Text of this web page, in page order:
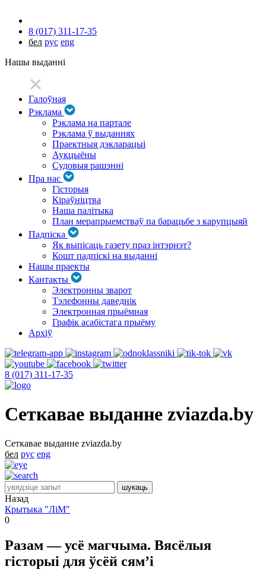
8 (017) 311-17-35
бел рус eng
Нашы выданні
Галоўная
Рэклама
Рэклама на партале
Рэклама ў выданнях
Праектныя дэкларацыі
Аукцыёны
Судовыя рашэнні
Пра нас
Гісторыя
Кіраўніцтва
Наша палітыка
План мерапрыемстваў па барацьбе з карупцыяй
Падпіска
Як выпісаць газету праз інтэрнэт?
Кошт падпіскі на выданні
Нашы праекты
Кантакты
Электронны зварот
Тэлефонны даведнік
Электронная прыёмная
Графік асабістага прыёму
Архіў
8 (017) 311-17-35
Сеткавае выданне zviazda.by
Сеткавае выданне zviazda.by
бел рус eng
Назад
Крытыка "ЛіМ"
0
Разам — усё магчыма. Вясёлыя
гісторыі для ўсёй сям’і